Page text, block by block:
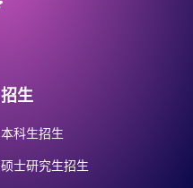
招生
本科生招生
硕士研究生招生